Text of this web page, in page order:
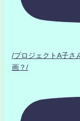
/プロジェクトA子
画？/